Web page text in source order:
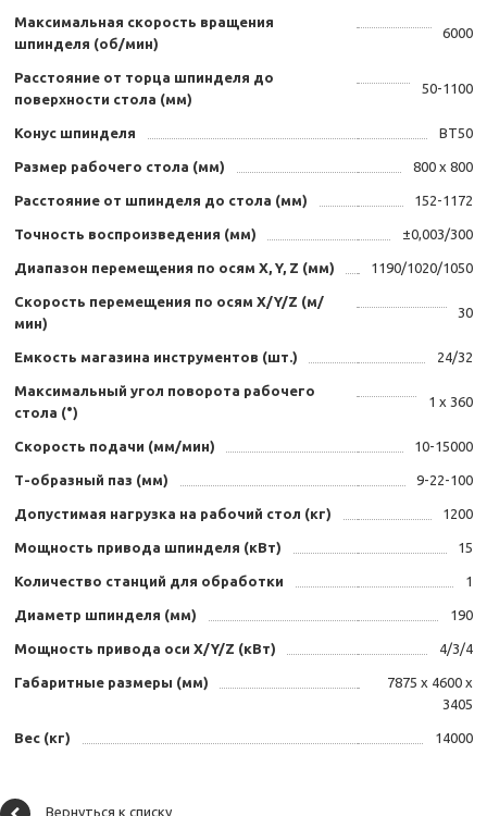
Максимальная скорость вращения
шпинделя (об/мин)
6000
Расстояние от торца шпинделя до
поверхности стола (мм)
50-1100
Конус шпинделя BT50
Размер рабочего стола (мм) 800 х 800
Расстояние от шпинделя до стола (мм) 152-1172
Точность воспроизведения (мм) ±0,003/300
Диапазон перемещения по осям X, Y, Z (мм) 1190/1020/1050
Скорость перемещения по осям X/Y/Z (м/
мин)
30
Емкость магазина инструментов (шт.) 24/32
Максимальный угол поворота рабочего
стола (°)
1 х 360
Скорость подачи (мм/мин) 10-15000
Т-образный паз (мм) 9-22-100
Допустимая нагрузка на рабочий стол (кг) 1200
Мощность привода шпинделя (кВт) 15
Количество станций для обработки 1
Диаметр шпинделя (мм) 190
Мощность привода оси X/Y/Z (кВт) 4/3/4
Габаритные размеры (мм)
7875 х 4600 х
3405
Вес (кг) 14000
Вернуться к списку